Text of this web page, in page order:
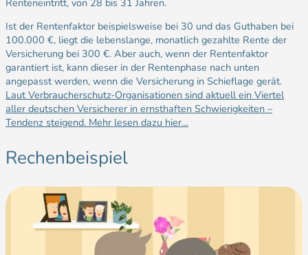
Ist der Rentenfaktor beispielsweise bei 30 und das Guthaben bei
100.000 €, liegt die lebenslange, monatlich gezahlte Rente der
Versicherung bei 300 €. Aber auch, wenn der Rentenfaktor
garantiert ist, kann dieser in der Rentenphase nach unten
angepasst werden, wenn die Versicherung in Schieflage gerät.
Laut Verbraucherschutz-Organisationen sind aktuell ein Viertel
aller deutschen Versicherer in ernsthaften Schwierigkeiten –
Tendenz steigend. Mehr lesen dazu hier…
Rechenbeispiel